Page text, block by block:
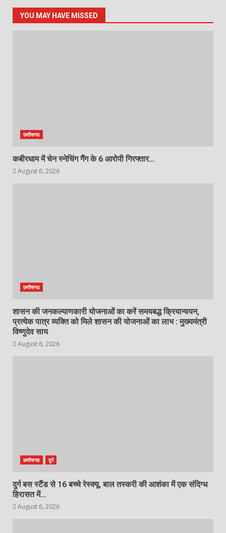
YOU MAY HAVE MISSED
छत्तीसगढ
कबीरधाम में चेन स्नेचिंग गैंग के 6 आरोपी गिरफ्तार…
August 6, 2026
छत्तीसगढ
शासन की जनकल्याणकारी योजनाओं का करें समयबद्ध क्रियान्वयन,
प्रत्येक पात्र व्यक्ति को मिले शासन की योजनाओं का लाभ : मुख्यमंत्री
विष्णुदेव साय
August 6, 2026
छत्तीसगढ दुर्ग
दुर्ग बस स्टैंड से 16 बच्चे रेस्क्यू, बाल तस्करी की आशंका में एक संदिग्ध
हिरासत में…
August 6, 2026